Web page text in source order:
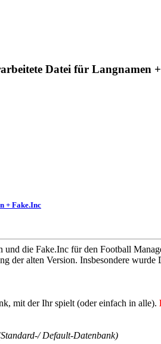
Datei für Langnamen
+ Fake.Inc
und die Fake.Inc für den Football
der alten Version. Insbesondere
mit der Ihr spielt (oder einfach in alle).
Default-Datenbank)